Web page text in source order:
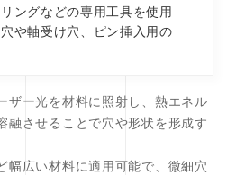
ングなどの専用工具を使用
や軸受け穴、ピン挿入用の
ザー光を材料に照射し、熱エネル
融させることで穴や形状を形成す
幅広い材料に適用可能で、微細穴